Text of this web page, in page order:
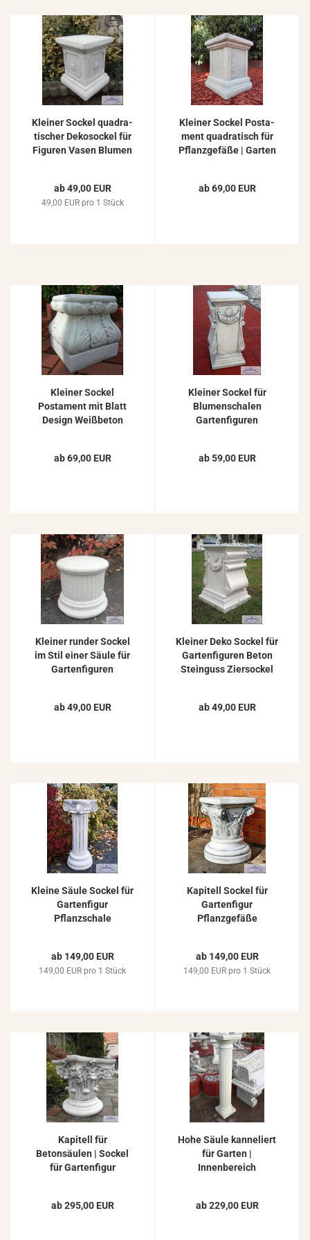
Klei­ner So­ckel qua­dra­
ti­scher De­ko­so­ckel für
Fi­gu­ren Vasen Blu­men
ab 49,00 EUR
49,00 EUR pro 1 Stück
Klei­ner So­ckel Pos­ta­
ment qua­dra­tisch für
Pflanz­ge­fä­ße | Gar­ten
ab 69,00 EUR
Kleiner Sockel
Postament mit Blatt
Design Weißbeton
ab 69,00 EUR
Kleiner Sockel für
Blumenschalen
Gartenfiguren
22kg
ab 59,00 EUR
Kleiner runder Sockel
im Stil einer Säule für
Gartenfiguren
ab 49,00 EUR
Kleiner Deko Sockel für
Gartenfiguren Beton
Steinguss Ziersockel
ab 49,00 EUR
Kleine Säule Sockel für
Gartenfigur
Pflanzschale
ab 149,00 EUR
149,00 EUR pro 1 Stück
Kapitell Sockel für
Gartenfigur
Pflanzgefäße
ab 149,00 EUR
149,00 EUR pro 1 Stück
Kapitell für
Betonsäulen | Sockel
für Gartenfigur
ab 295,00 EUR
Hohe Säule kanneliert
für Garten |
Innenbereich
ab 229,00 EUR